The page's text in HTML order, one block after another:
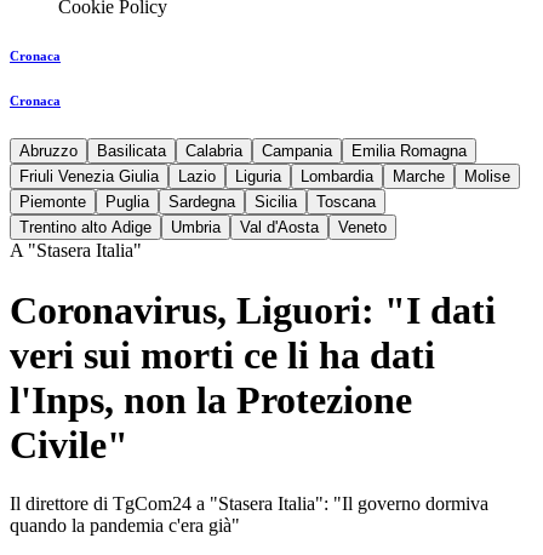
Cookie Policy
Cronaca
Cronaca
Abruzzo Basilicata Calabria Campania
Emilia Romagna
Friuli Venezia Giulia
Lazio Liguria Lombardia Marche
Molise
Piemonte
Puglia Sardegna Sicilia
Toscana
Trentino alto Adige
Umbria Val d'Aosta Veneto
A "Stasera Italia"
Coronavirus, Liguori: "I dati
veri sui morti ce li ha dati
l'Inps, non la Protezione
Civile"
Il direttore di TgCom24 a "Stasera Italia": "Il governo dormiva
quando la pandemia c'era già"